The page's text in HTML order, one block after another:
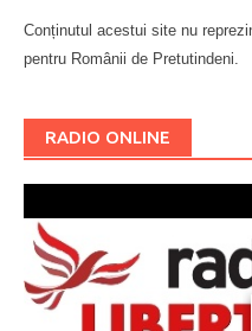
Conținutul acestui site nu
pentru Românii de Pretutindeni.
RADIO ONLINE